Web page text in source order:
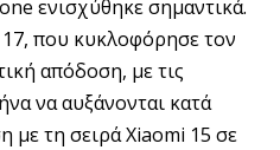
ενισχύθηκε σημαντικά.
που κυκλοφόρησε τον
απόδοση, με τις
να αυξάνονται κατά
με τη σειρά Xiaomi 15 σε